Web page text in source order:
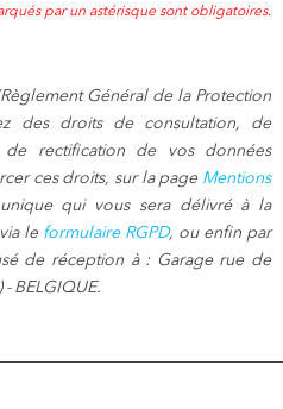
par un astérisque sont obligatoires.
Général de la Protection
des droits de consultation, de
rectification de vos données
ces droits, sur la page Mentions
qui vous sera délivré à la
le formulaire RGPD, ou enfin par
de réception à : Garage rue de
BELGIQUE.